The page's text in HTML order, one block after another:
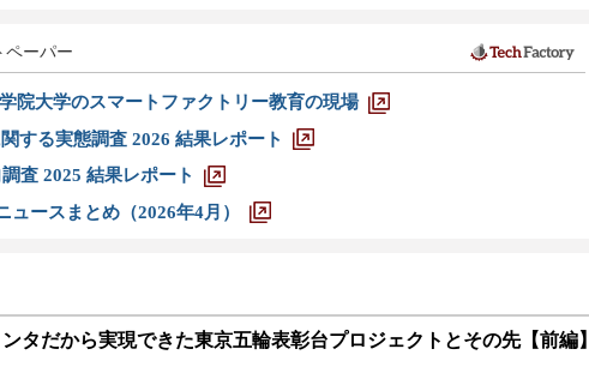
ペーパー
学院大学のスマートファクトリー教育の現場
する実態調査 2026 結果レポート
査 2025 結果レポート
ュースまとめ（2026年4月）
タだから実現できた東京五輪表彰台プロジェクトとその先【前編】